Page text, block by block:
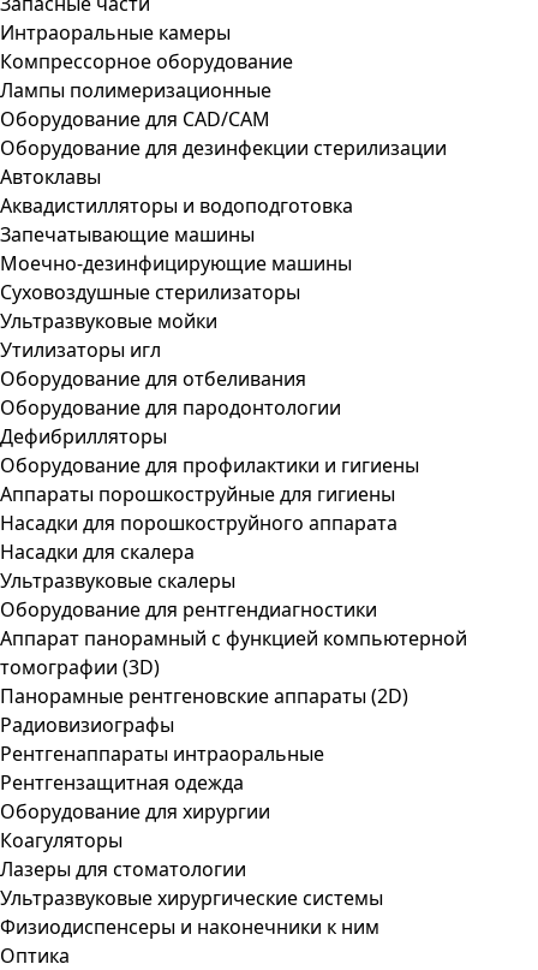
Интраоральные камеры
Компрессорное оборудование
Лампы полимеризационные
Оборудование для CAD/CAM
Оборудование для дезинфекции стерилизации
Автоклавы
Аквадистилляторы и водоподготовка
Запечатывающие машины
Моечно-дезинфицирующие машины
Суховоздушные стерилизаторы
Ультразвуковые мойки
Утилизаторы игл
Оборудование для отбеливания
Оборудование для пародонтологии
Дефибрилляторы
Оборудование для профилактики и гигиены
Аппараты порошкоструйные для гигиены
Насадки для порошкоструйного аппарата
Насадки для скалера
Ультразвуковые скалеры
Оборудование для рентгендиагностики
Аппарат панорамный с функцией компьютерной
томографии (3D)
Панорамные рентгеновские аппараты (2D)
Радиовизиографы
Рентгенаппараты интраоральные
Рентгензащитная одежда
Оборудование для хирургии
Коагуляторы
Лазеры для стоматологии
Ультразвуковые хирургические системы
Физиодиспенсеры и наконечники к ним
Оптика